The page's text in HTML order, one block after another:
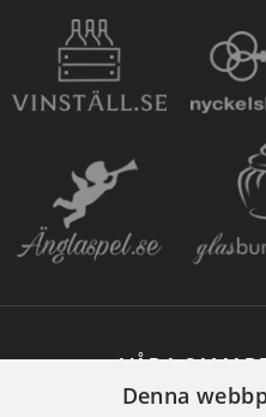
VÅRA
Denna